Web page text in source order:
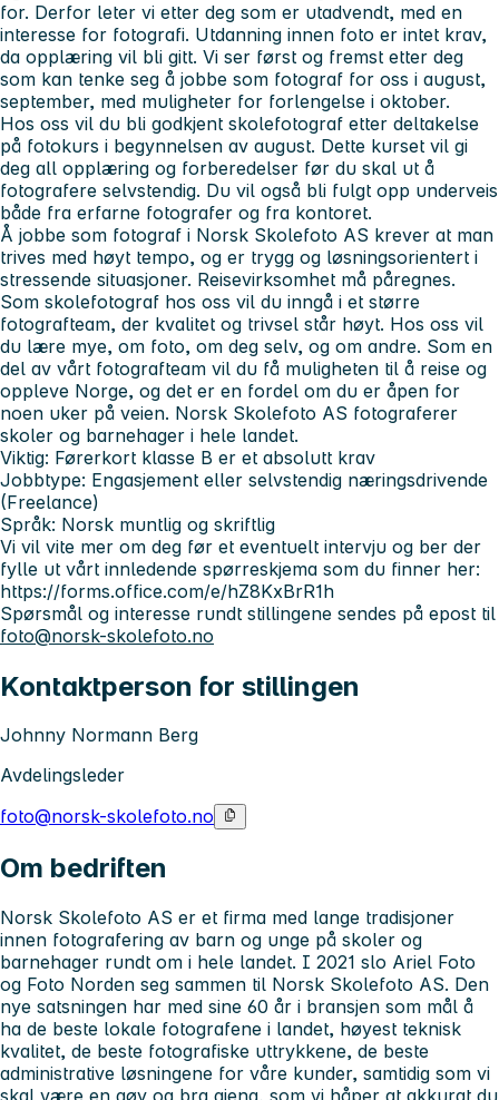
for. Derfor leter vi etter deg som er utadvendt, med en
interesse for fotografi. Utdanning innen foto er intet krav,
da opplæring vil bli gitt. Vi ser først og fremst etter deg
som kan tenke seg å jobbe som fotograf for oss i august,
september, med muligheter for forlengelse i oktober.
Hos oss vil du bli godkjent skolefotograf etter deltakelse
på fotokurs i begynnelsen av august. Dette kurset vil gi
deg all opplæring og forberedelser før du skal ut å
fotografere selvstendig. Du vil også bli fulgt opp underveis
både fra erfarne fotografer og fra kontoret.
Å jobbe som fotograf i Norsk Skolefoto AS krever at man
trives med høyt tempo, og er trygg og løsningsorientert i
stressende situasjoner. Reisevirksomhet må påregnes.
Som skolefotograf hos oss vil du inngå i et større
fotografteam, der kvalitet og trivsel står høyt. Hos oss vil
du lære mye, om foto, om deg selv, og om andre. Som en
del av vårt fotografteam vil du få muligheten til å reise og
oppleve Norge, og det er en fordel om du er åpen for
noen uker på veien. Norsk Skolefoto AS fotograferer
skoler og barnehager i hele landet.
Viktig: Førerkort klasse B er et absolutt krav
Jobbtype: Engasjement eller selvstendig næringsdrivende
(Freelance)
Språk: Norsk muntlig og skriftlig
Vi vil vite mer om deg før et eventuelt intervju og ber der
fylle ut vårt innledende spørreskjema som du finner her:
https://forms.office.com/e/hZ8KxBrR1h
Spørsmål og interesse rundt stillingene sendes på epost til
foto@norsk-skolefoto.no
Kontaktperson for stillingen
Johnny Normann Berg
Avdelingsleder
foto@norsk-skolefoto.no
Om bedriften
Norsk Skolefoto AS er et firma med lange tradisjoner
innen fotografering av barn og unge på skoler og
barnehager rundt om i hele landet. I 2021 slo Ariel Foto
og Foto Norden seg sammen til Norsk Skolefoto AS. Den
nye satsningen har med sine 60 år i bransjen som mål å
ha de beste lokale fotografene i landet, høyest teknisk
kvalitet, de beste fotografiske uttrykkene, de beste
administrative løsningene for våre kunder, samtidig som vi
skal være en gøy og bra gjeng, som vi håper at akkurat du